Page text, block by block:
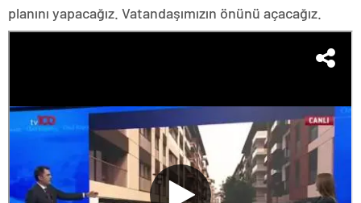
planını yapacağız. Vatandaşımızın önünü açacağız.